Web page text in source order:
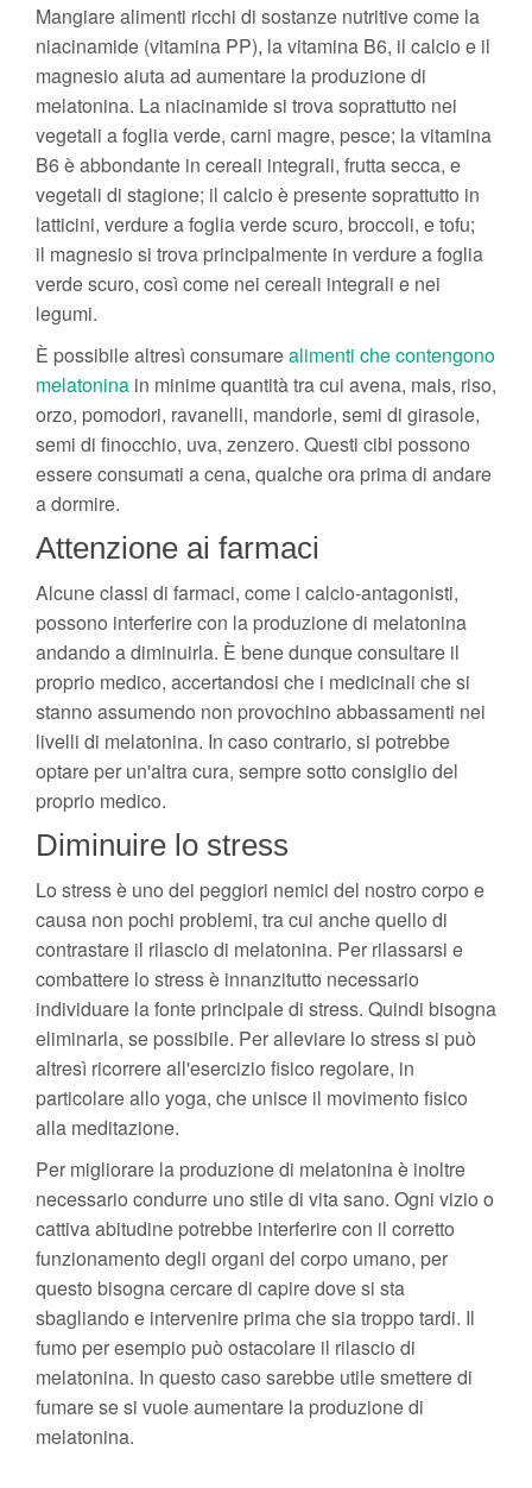
Mangiare alimenti ricchi di sostanze nutritive come la
niacinamide (vitamina PP), la vitamina B6, il calcio e il
magnesio aiuta ad aumentare la produzione di
melatonina. La niacinamide si trova soprattutto nei
vegetali a foglia verde, carni magre, pesce; la vitamina
B6 è abbondante in cereali integrali, frutta secca, e
vegetali di stagione; il calcio è presente soprattutto in
latticini, verdure a foglia verde scuro, broccoli, e tofu;
il magnesio si trova principalmente in verdure a foglia
verde scuro, così come nei cereali integrali e nei
legumi.
È possibile altresì consumarealimenti che contengono
melatonina in minime quantità tra cui avena, mais, riso,
orzo, pomodori, ravanelli, mandorle, semi di girasole,
semi di finocchio, uva, zenzero. Questi cibi possono
essere consumati a cena, qualche ora prima di andare
a dormire.
Attenzione ai farmaci
Alcune classi di farmaci, come i calcio-antagonisti,
possono interferire con la produzione di melatonina
andando a diminuirla. È bene dunque consultare il
proprio medico, accertandosi che i medicinali che si
stanno assumendo non provochino abbassamenti nei
livelli di melatonina. In caso contrario, si potrebbe
optare per un'altra cura, sempre sotto consiglio del
proprio medico.
Diminuire lo stress
Lo stress è uno dei peggiori nemici del nostro corpo e
causa non pochi problemi, tra cui anche quello di
contrastare il rilascio di melatonina. Per rilassarsi e
combattere lo stress è innanzitutto necessario
individuare la fonte principale di stress. Quindi bisogna
eliminarla, se possibile. Per alleviare lo stress si può
altresì ricorrere all'esercizio fisico regolare, in
particolare allo yoga, che unisce il movimento fisico
alla meditazione.
Per migliorare la produzione di melatonina è inoltre
necessario condurre uno stile di vita sano. Ogni vizio o
cattiva abitudine potrebbe interferire con il corretto
funzionamento degli organi del corpo umano, per
questo bisogna cercare di capire dove si sta
sbagliando e intervenire prima che sia troppo tardi. Il
fumo per esempio può ostacolare il rilascio di
melatonina. In questo caso sarebbe utile smettere di
fumare se si vuole aumentare la produzione di
melatonina.